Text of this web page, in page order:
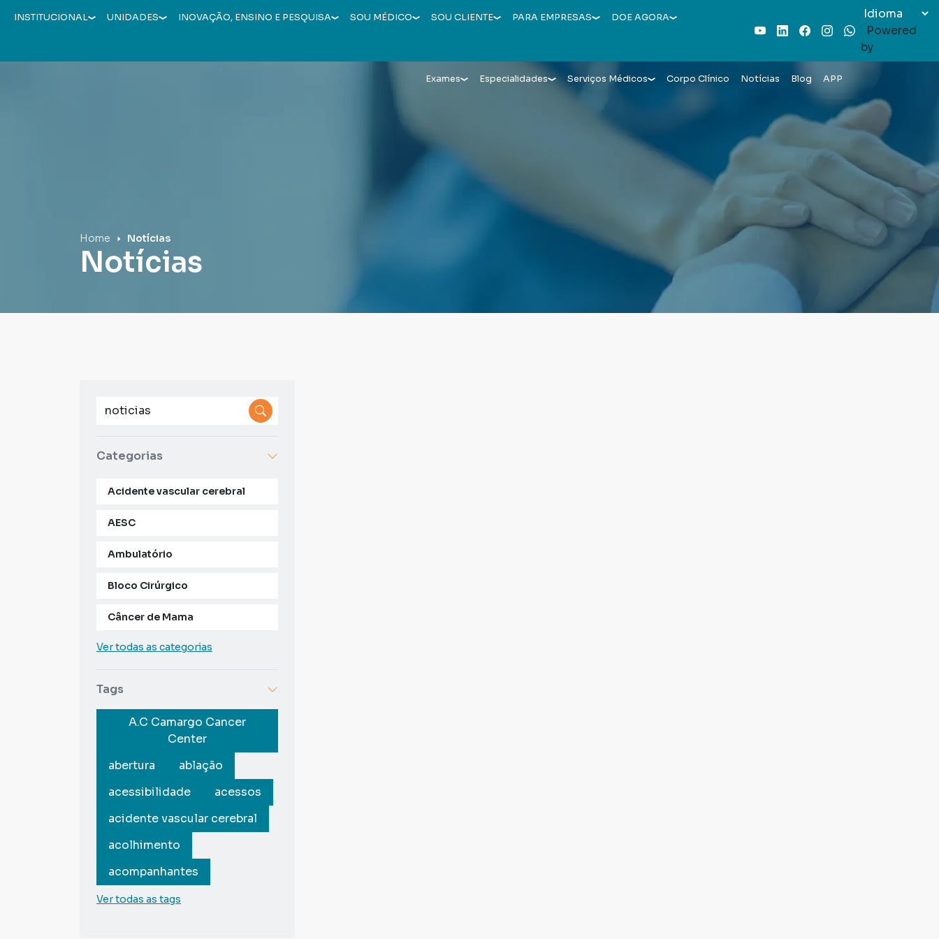
INSTITUCIONAL UNIDADES INOVAÇÃO, ENSINO E PESQUISA SOU MÉDICO SOU CLIENTE PARA EMPRESAS
DOE AGORA
YoutubeLinkedInFacebook
InstagramWhatsAppPowered
by
Exames Especialidades Serviços Médicos Corpo Clínico Notícias Blog APP
Home Notícias
Notícias
Categorias
Acidente vascular cerebral
AESC
Ambulatório
Bloco Cirúrgico
Câncer de Mama
Ver todas as categorias
Tags
A.C Camargo Cancer
Center
abertura
ablação
acessibilidade
acessos
acidente vascular cerebral
acolhimento
acompanhantes
Ver todas as tags